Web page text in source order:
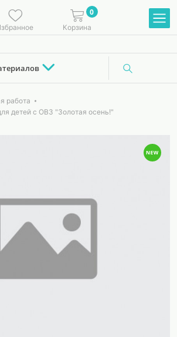
0
Корзина
работа
детей с ОВЗ "Золотая осень!"